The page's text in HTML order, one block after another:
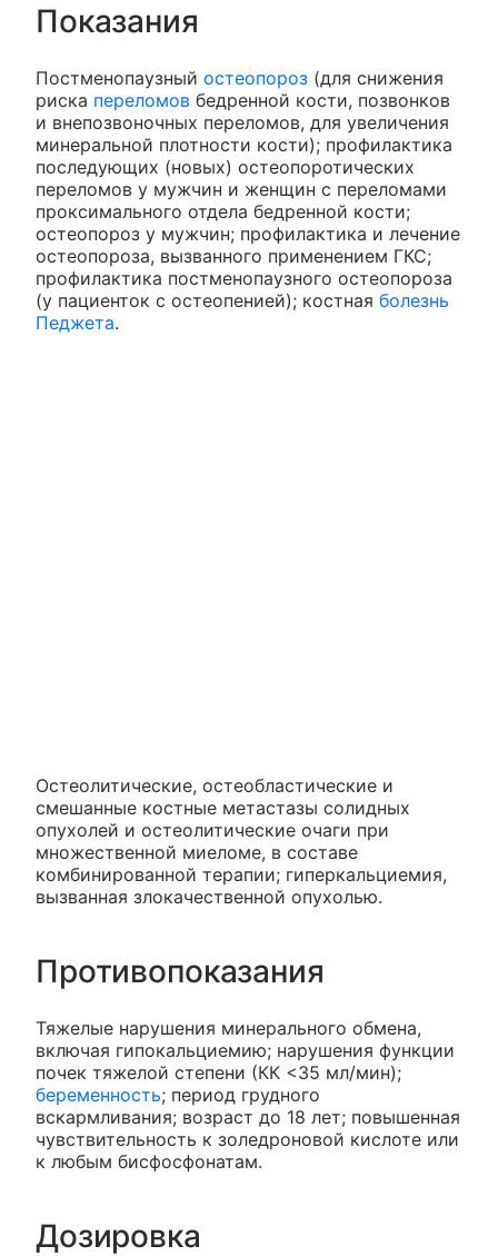
Показания
Постменопаузный остеопороз (для снижения
риска переломов бедренной кости, позвонков
и внепозвоночных переломов, для увеличения
минеральной плотности кости); профилактика
последующих (новых) остеопоротических
переломов у мужчин и женщин с переломами
проксимального отдела бедренной кости;
остеопороз у мужчин; профилактика и лечение
остеопороза, вызванного применением ГКС;
профилактика постменопаузного остеопороза
(у пациенток с остеопенией); костная болезнь
Педжета.
Остеолитические, остеобластические и
смешанные костные метастазы солидных
опухолей и остеолитические очаги при
множественной миеломе, в составе
комбинированной терапии; гиперкальциемия,
вызванная злокачественной опухолью.
Противопоказания
Тяжелые нарушения минерального обмена,
включая гипокальциемию; нарушения функции
почек тяжелой степени (КК <35 мл/мин);
беременность; период грудного
вскармливания; возраст до 18 лет; повышенная
чувствительность к золедроновой кислоте или
к любым бисфосфонатам.
Дозировка